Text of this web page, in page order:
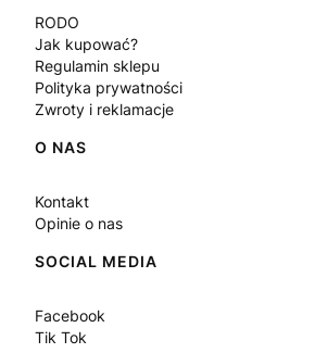
RODO
Jak kupować?
Regulamin sklepu
Polityka prywatności
Zwroty i reklamacje
O NAS
Kontakt
Opinie o nas
SOCIAL MEDIA
Facebook
Tik Tok